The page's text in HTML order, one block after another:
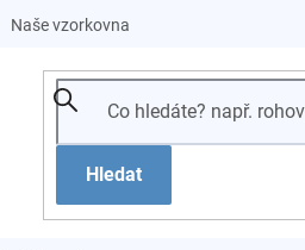
Naše vzorkovna
Hledat